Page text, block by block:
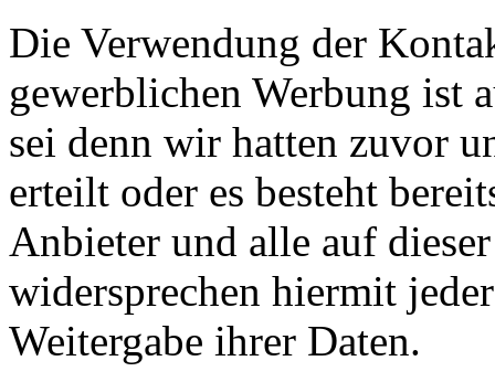
Die Verwendung der
gewerblichen Werbung ist
sei denn wir hatten zuvor
erteilt oder es besteht
Anbieter und alle auf
widersprechen hiermit
Weitergabe ihrer Daten.